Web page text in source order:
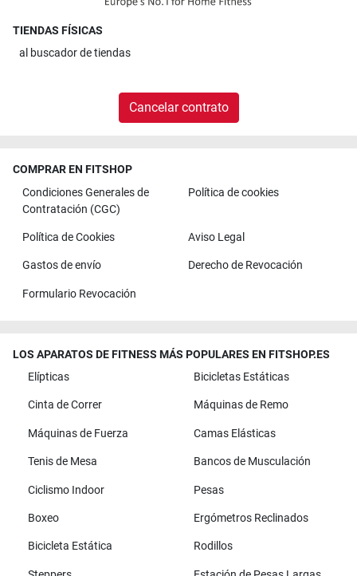
TIENDAS FÍSICAS
al buscador de tiendas
Cancelar contrato
COMPRAR EN FITSHOP
Condiciones Generales de
Contratación (CGC)
Política de cookies
Política de Cookies Aviso Legal
Gastos de envío Derecho de Revocación
Formulario Revocación
LOS APARATOS DE FITNESS MÁS POPULARES EN FITSHOP.ES
Elípticas
Bicicletas Estáticas
Cinta de Correr Máquinas de Remo
Máquinas de Fuerza Camas Elásticas
Tenis de Mesa Bancos de Musculación
Ciclismo Indoor Pesas
Boxeo Ergómetros Reclinados
Bicicleta Estática Rodillos